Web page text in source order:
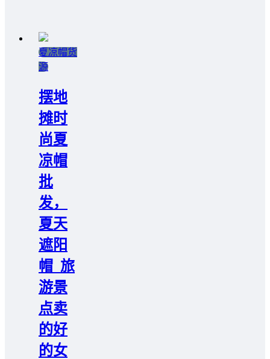
夏凉帽货
源
摆地
摊时
尚夏
凉帽
批
发，
夏天
遮阳
帽_旅
游景
点卖
的好
的女